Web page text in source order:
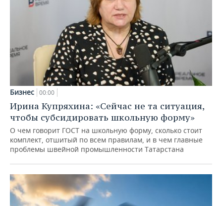
Бизнес 00:00
Ирина Купряхина: «Сейчас не та ситуация,
чтобы субсидировать школьную форму»
О чем говорит ГОСТ на школьную форму, сколько стоит
комплект, отшитый по всем правилам, и в чем главные
проблемы швейной промышленности Татарстана